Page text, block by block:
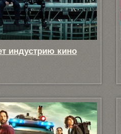
индустрию кино